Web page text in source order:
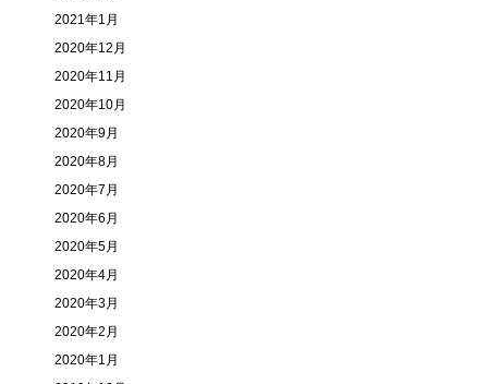
2021年1月
2020年12月
2020年11月
2020年10月
2020年9月
2020年8月
2020年7月
2020年6月
2020年5月
2020年4月
2020年3月
2020年2月
2020年1月